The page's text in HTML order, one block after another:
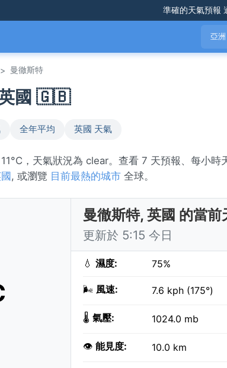
準確的天氣預報
亞洲
> 曼徹斯特
英國 🇬🇧
全年平均 英國 天氣
，天氣狀況為 clear。查看 7 天預報、每小
, 或瀏覽 目前最熱的城市 全球。
曼徹斯特, 英國 的當前
更新於 5:15 今日
💧 濕度: 75%
🌬️ 風速: 7.6 kph (175°)
🌡️ 氣壓: 1024.0 mb
👁️ 能見度: 10.0 km